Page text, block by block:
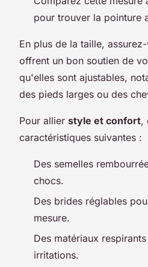
pour trouver la pointure
En plus de la taille,
offrent un bon soutien de
qu'elles sont ajustables,
des pieds larges ou des
Pour allier style et confort,
caractéristiques suivantes :
Des semelles
chocs.
Des brides réglables
mesure.
Des matériaux
irritations.